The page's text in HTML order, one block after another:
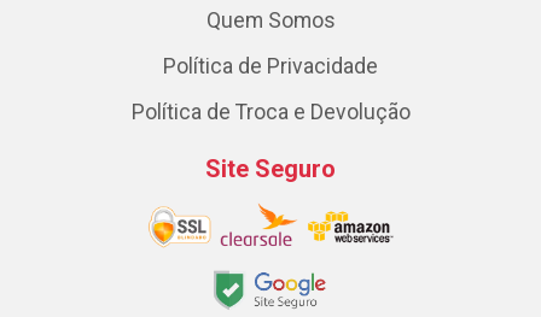
Quem Somos
Política de Privacidade
Política de Troca e Devolução
Site Seguro